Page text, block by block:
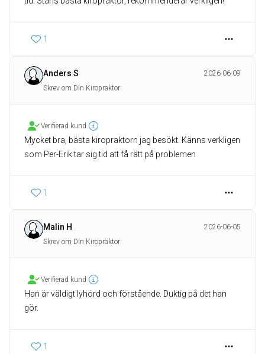
1
Anders S
2026-06-09
Skrev om Din Kiropraktor
Verifierad kund
Mycket bra, bästa kiropraktorn jag besökt. Känns verkligen
som Per-Erik tar sig tid att få rätt på problemen
1
Malin H
2026-06-05
Skrev om Din Kiropraktor
Verifierad kund
Han är väldigt lyhörd och förstående. Duktig på det han
1